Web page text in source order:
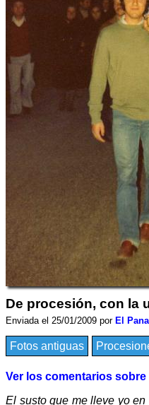
De procesión, con la
Enviada el 25/01/2009 por El Pana
Fotos antiguas
Ver los comentarios sobre
El susto que me lleve yo